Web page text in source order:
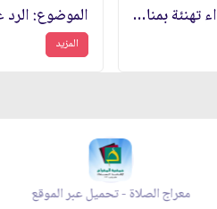
الموضوع: الرد على نداء تهنئة بمناسبة الذكرى السنوية الثامنة لانتصار الثورة الاسلامية
المزيد
مجلة